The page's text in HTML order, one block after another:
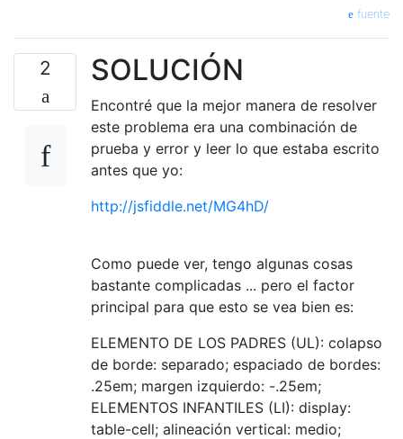
fuente
2 SOLUCIÓN
Encontré que la mejor manera de resolver
este problema era una combinación de
prueba y error y leer lo que estaba escrito
antes que yo:
http://jsfiddle.net/MG4hD/
Como puede ver, tengo algunas cosas
bastante complicadas ... pero el factor
principal para que esto se vea bien es:
ELEMENTO DE LOS PADRES (UL): colapso
de borde: separado; espaciado de bordes:
.25em; margen izquierdo: -.25em;
ELEMENTOS INFANTILES (LI): display:
table-cell; alineación vertical: medio;